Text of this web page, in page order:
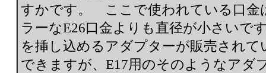
すかです。 ここで使われている口金
ラーなE26口金よりも直径が小さい
を挿し込めるアダプターが販売され
できますが、E17用のそのようなア